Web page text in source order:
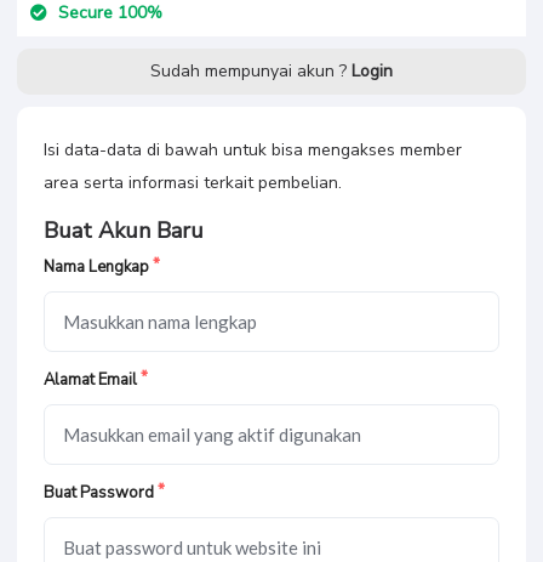
Secure 100%
Sudah mempunyai akun ? Login
Isi data-data di bawah untuk bisa mengakses member
area serta informasi terkait pembelian.
Buat Akun Baru
Nama Lengkap
Alamat Email
Buat Password